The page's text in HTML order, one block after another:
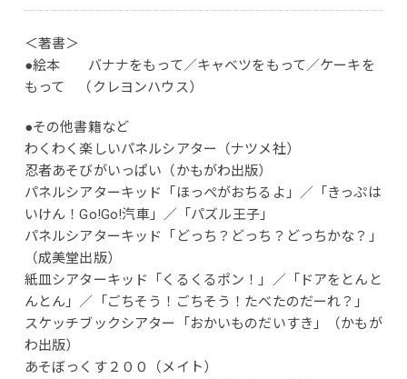
＜著書＞
●絵本 バナナをもって／キャベツをもって／ケーキを
もって （クレヨンハウス）
●その他書籍など
わくわく楽しいパネルシアター（ナツメ社）
忍者あそびがいっぱい（かもがわ出版）
パネルシアターキッド「ほっぺがおちるよ」／「きっぷは
いけん！Go!Go!汽車」／「パズル王子」
パネルシアターキッド「どっち？どっち？どっちかな？」
（成美堂出版）
紙皿シアターキッド「くるくるポン！」／「ドアをとんと
んとん」／「ごちそう！ごちそう！たべたのだーれ？」
スケッチブックシアター「おかいものだいすき」（かもが
わ出版）
あそぼっくす２００（メイト）